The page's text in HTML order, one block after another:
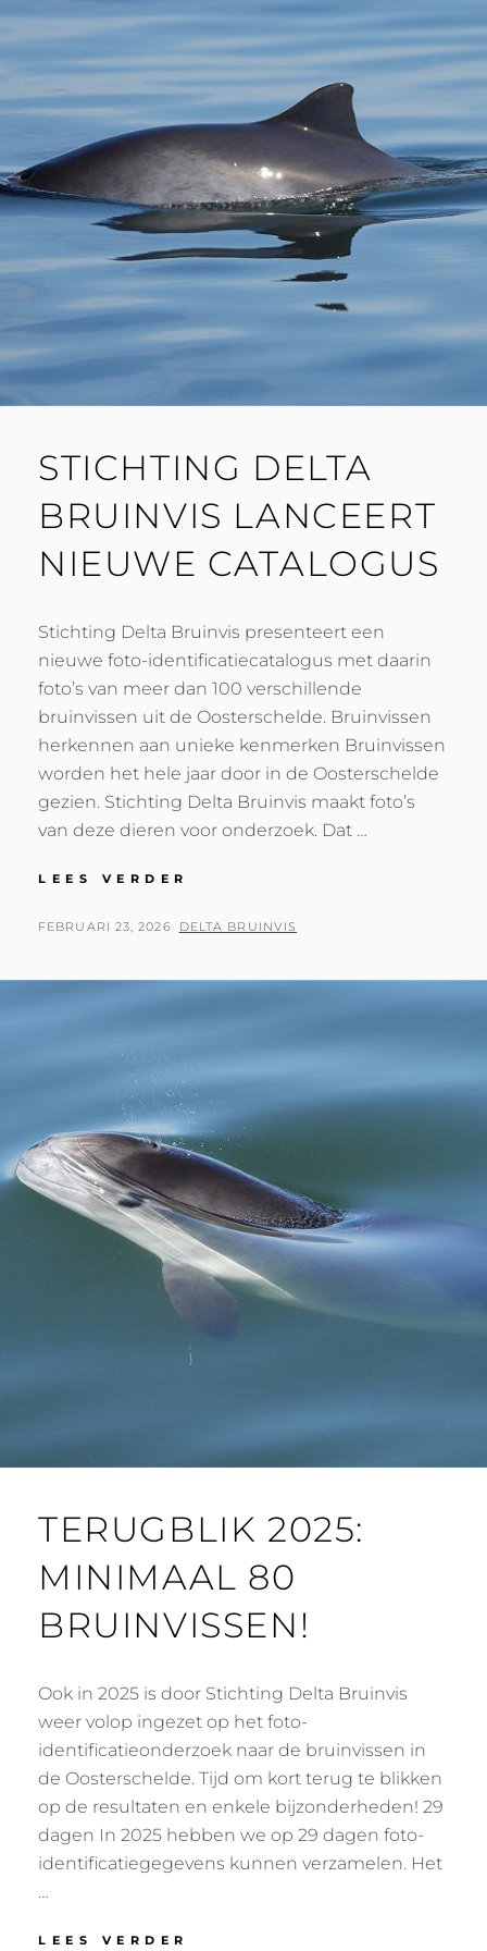
STICHTING DELTA
BRUINVIS LANCEERT
NIEUWE CATALOGUS
Stichting Delta Bruinvis presenteert een
nieuwe foto-identificatiecatalogus met daarin
foto’s van meer dan 100 verschillende
bruinvissen uit de Oosterschelde. Bruinvissen
herkennen aan unieke kenmerken Bruinvissen
worden het hele jaar door in de Oosterschelde
gezien. Stichting Delta Bruinvis maakt foto’s
van deze dieren voor onderzoek. Dat …
LEES VERDER
BRUINVIS
GEPLAATST
FEBRUARI 23, 2026 BY
DELTA BRUINVIS
TERUGBLIK 2025:
MINIMAAL 80
BRUINVISSEN!
Ook in 2025 is door Stichting Delta Bruinvis
weer volop ingezet op het foto-
identificatieonderzoek naar de bruinvissen in
de Oosterschelde. Tijd om kort terug te blikken
op de resultaten en enkele bijzonderheden! 29
dagen In 2025 hebben we op 29 dagen foto-
identificatiegegevens kunnen verzamelen. Het
…
LEES VERDER